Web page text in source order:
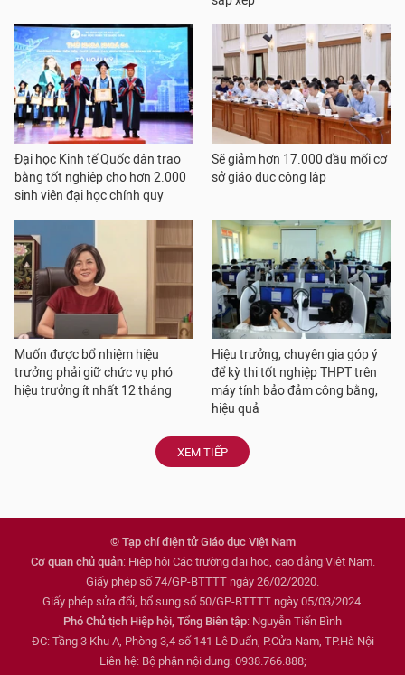
Đại học Kinh tế Quốc dân trao
bằng tốt nghiệp cho hơn 2.000
sinh viên đại học chính quy
Sẽ giảm hơn 17.000 đầu mối cơ
sở giáo dục công lập
Muốn được bổ nhiệm hiệu
trưởng phải giữ chức vụ phó
hiệu trưởng ít nhất 12 tháng
Hiệu trưởng, chuyên gia góp ý
để kỳ thi tốt nghiệp THPT trên
máy tính bảo đảm công bằng,
hiệu quả
XEM TIẾP
© Tạp chí điện tử Giáo dục Việt Nam
Cơ quan chủ quản: Hiệp hội Các trường đại học, cao đẳng Việt Nam.
Giấy phép số 74/GP-BTTTT ngày 26/02/2020.
Giấy phép sửa đổi, bổ sung số 50/GP-BTTTT ngày 05/03/2024.
Phó Chủ tịch Hiệp hội, Tổng Biên tập: Nguyễn Tiến Bình
ĐC: Tầng 3 Khu A, Phòng 3,4 số 141 Lê Duẩn, P.Cửa Nam, TP.Hà Nội
Liên hệ: Bộ phận nội dung: 0938.766.888;